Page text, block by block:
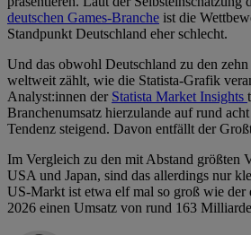
deutschen Games-Branche ist die
Standpunkt Deutschland eher schlecht.
Und das obwohl Deutschland zu den
weltweit zählt, wie die Statista-Grafik
Analyst:innen der Statista Market Insights
Branchenumsatz hierzulande auf rund
Tendenz steigend. Davon entfällt der
Im Vergleich zu den mit Abstand größten
USA und Japan, sind das allerdings nur
US-Markt ist etwa elf mal so groß wie der
2026 einen Umsatz von rund 163